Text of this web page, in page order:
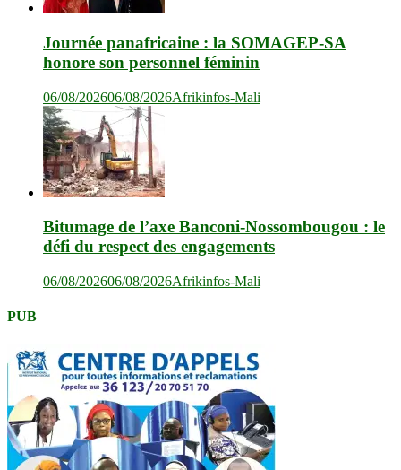
Journée panafricaine : la SOMAGEP-SA
honore son personnel féminin
06/08/202606/08/2026Afrikinfos-Mali
Bitumage de l’axe Banconi-Nossombougou : le
défi du respect des engagements
06/08/202606/08/2026Afrikinfos-Mali
PUB